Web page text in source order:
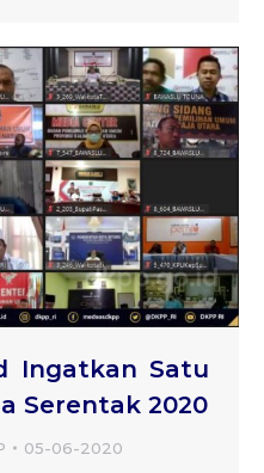
Ingatkan Satu
Serentak 2020
05-06-2020